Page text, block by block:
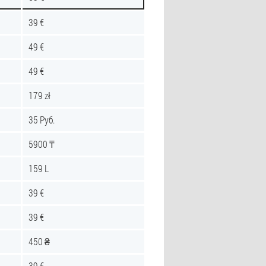
39 €
49 €
49 €
179 zł
35 Руб.
5900 ₸
159 L
39 €
39 €
450 ₴